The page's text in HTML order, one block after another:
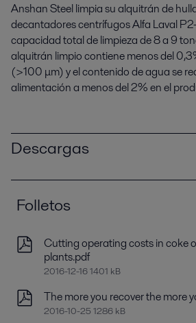
Anshan Steel limpia su alquitrán de
decantadores centrífugos Alfa Laval
capacidad total de limpieza de 8 a 9
alquitrán limpio contiene menos del
(>100 μm) y el contenido de agua se
alimentación a menos del 2% en el
Descargas
Folletos
Cutting operating costs in coke
plants.pdf
2016-12-16 1401 kB
The more you recover the more
2016-10-25 1286 kB